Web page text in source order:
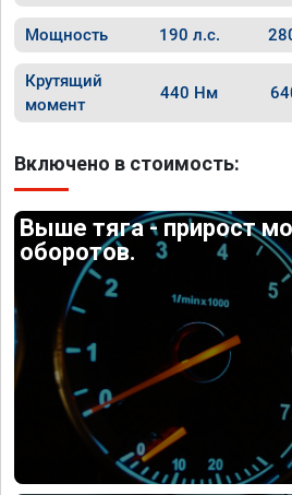
Мощность 190 л.с.
Крутящий
момент
440 Нм
Включено в стоимость:
Выше тяга - прирост
оборотов.